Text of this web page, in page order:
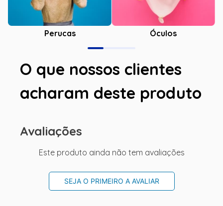
Perucas Óculos
O que nossos clientes
acharam deste produto
Avaliações
Este produto ainda não tem avaliações
SEJA O PRIMEIRO A AVALIAR